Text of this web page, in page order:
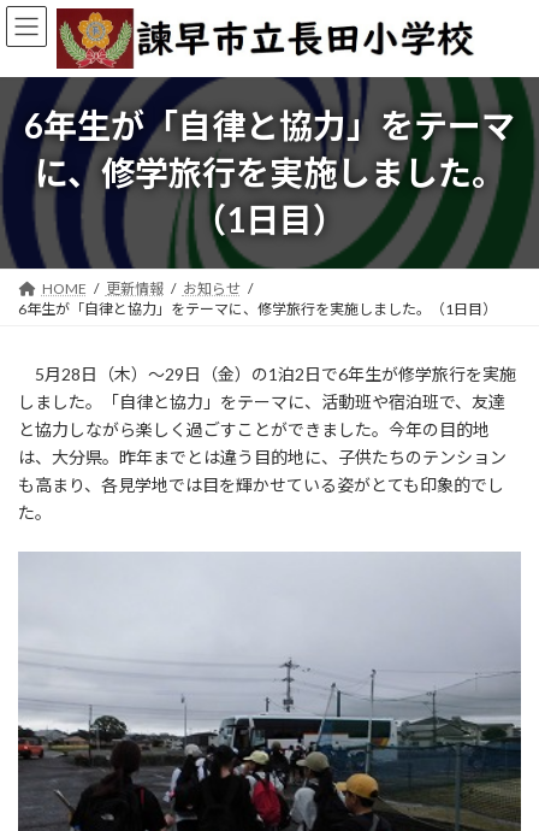
コ
ン
ン
ツ
へ
ス
プ
ナ
ビ
ー
シ
ョ
ン
動
6年生が「自律と協力」をテーマ
に、修学旅行を実施しました。
（1日目）
HOME 更新情報
お知らせ
6年生が「自律と協力」をテーマに、修学旅行を実施しました。（1日目）
5月28日（木）～29日（金）の1泊2日で6年生が修学旅行を実施
しました。「自律と協力」をテーマに、活動班や宿泊班で、友達
と協力しながら楽しく過ごすことができました。今年の目的地
は、大分県。昨年までとは違う目的地に、子供たちのテンション
も高まり、各見学地では目を輝かせている姿がとても印象的でし
た。